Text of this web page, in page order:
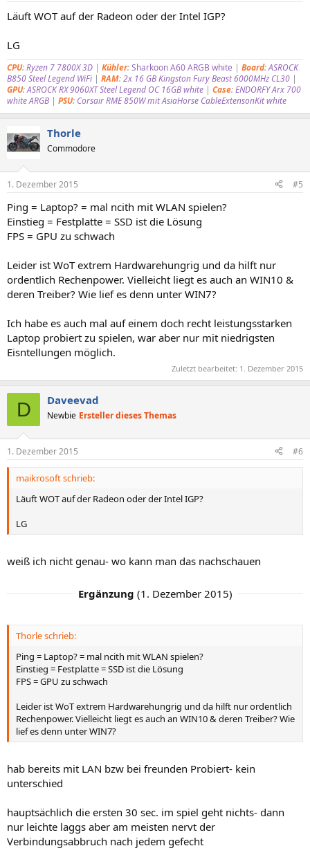
Läuft WOT auf der Radeon oder der Intel IGP?
LG
CPU:Ryzen 7 7800X 3D | Kühler:Sharkoon A60 ARGB white | Board:ASROCK
B850 Steel Legend WiFi | RAM:2x 16 GB Kingston Fury Beast 6000MHz CL30 |
GPU:ASROCK RX 9060XT Steel Legend OC 16GB white | Case:ENDORFY Arx 700
white ARGB | PSU: Corsair RME 850Wmit AsiaHorse CableExtensonKit white
Thorle
Commodore
1. Dezember 2015 #5
Ping = Laptop? = mal ncith mit WLAN spielen?
Einstieg = Festplatte = SSD ist die Lösung
FPS = GPU zu schwach
Leider ist WoT extrem Hardwarehungrig und da hilft nur
ordentlich Rechenpower. Vielleicht liegt es auch an WIN10 &
deren Treiber? Wie lief es denn unter WIN7?
Ich habe es auch mal auf einem doch recht leistungsstarken
Laptop probiert zu spielen, war aber nur mit niedrigsten
Eisntellungen möglich.
Zuletzt bearbeitet: 1. Dezember 2015
D Daveevad
Newbie Ersteller dieses Themas
1. Dezember 2015 #6
maikrosoft schrieb:
Läuft WOT auf der Radeon oder der Intel IGP?
LG
weiß ich nicht genau- wo kann man das nachschauen
Ergänzung (1. Dezember 2015)
Thorle schrieb:
Ping = Laptop? = mal ncith mit WLAN spielen?
Einstieg = Festplatte = SSD ist die Lösung
FPS = GPU zu schwach
Leider ist WoT extrem Hardwarehungrig und da hilft nur ordentlich
Rechenpower. Vielleicht liegt es auch an WIN10 & deren Treiber? Wie
lief es denn unter WIN7?
hab bereits mit LAN bzw bei freunden Probiert- kein
unterschied
hauptsächlich die ersten 30 sec. im spiel geht nichts- dann
nur leichte laggs aber am meisten nervt der
Verbindungsabbruch nach jedem gefecht